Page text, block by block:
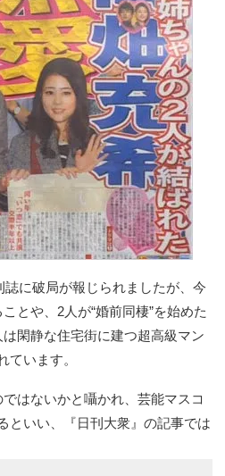
に破局が報じられましたが、今
とや、2人が“婚前同棲”を始めた
閑静な住宅街に建つ超高級マン
ています。
はないかと囁かれ、芸能マスコ
といい、『日刊大衆』の記事では